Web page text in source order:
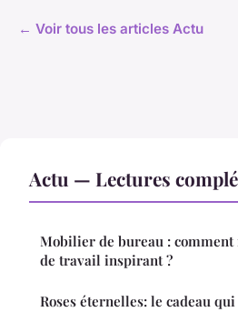
← Voir tous les articles Actu
Actu — Lectures
Mobilier de bureau : comment
de travail inspirant ?
Roses éternelles: le cadeau